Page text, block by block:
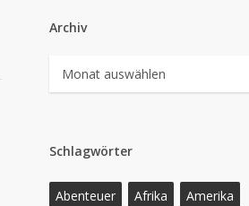
Archiv
Archiv
Schlagwörter
Abenteuer Afrika
Amerika